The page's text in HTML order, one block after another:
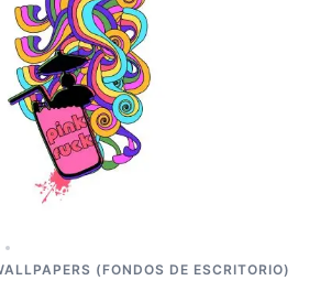
(FONDOS DE ESCRITORIO)